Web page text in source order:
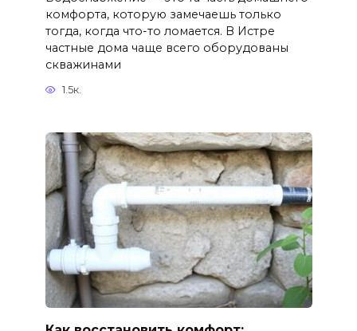
комфорта, которую замечаешь только
тогда, когда что-то ломается. В Истре
частные дома чаще всего оборудованы
скважинами
1.5к.